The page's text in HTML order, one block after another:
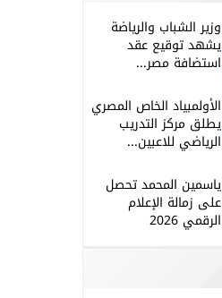
وزير الشباب والرياضة
يشهد توقيع عقد
استضافة مصر...
الأولمبياد الخاص المصري
يطلق مركز التدريب
الرياضي للاعبين...
ياسمين المحمد تحصل
على زمالة الإعلام
الرقمي 2026